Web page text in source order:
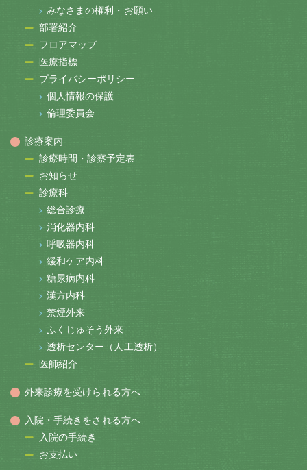
みなさまの権利・お願い
部署紹介
フロアマップ
医療指標
プライバシーポリシー
個人情報の保護
倫理委員会
診療案内
診療時間・診察予定表
お知らせ
診療科
総合診療
消化器内科
呼吸器内科
緩和ケア内科
糖尿病内科
漢方内科
禁煙外来
ふくじゅそう外来
透析センター（人工透析）
医師紹介
外来診療を受けられる方へ
入院・手続きをされる方へ
入院の手続き
お支払い